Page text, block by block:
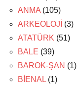
ANMA (105)
ARKEOLOJİ (3)
ATATÜRK (51)
BALE (39)
BAROK-ŞAN (1)
BİENAL (1)